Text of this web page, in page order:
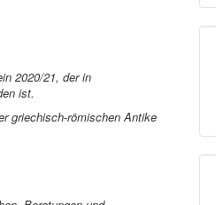
2020/21, der in
ist.
griechisch-römischen Antike